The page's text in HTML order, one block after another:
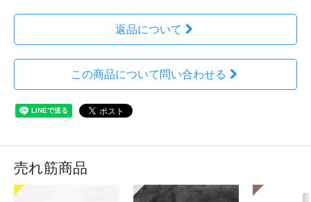
返品について
この商品について問い合わせる
売れ筋商品